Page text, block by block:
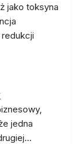
jako toksyna
jedna